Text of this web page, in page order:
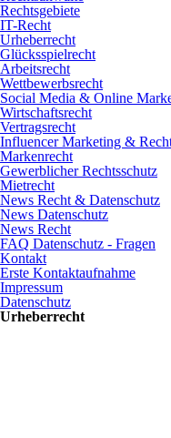
Rechtsgebiete
IT-Recht
Urheberrecht
Glücksspielrecht
Arbeitsrecht
Wettbewerbsrecht
Social Media & Online
Wirtschaftsrecht
Vertragsrecht
Influencer Marketing &
Markenrecht
Gewerblicher Rechtsschutz
Mietrecht
News Recht & Datenschutz
News Datenschutz
News Recht
FAQ Datenschutz - Fragen
Kontakt
Erste Kontaktaufnahme
Impressum
Datenschutz
Urheberrecht